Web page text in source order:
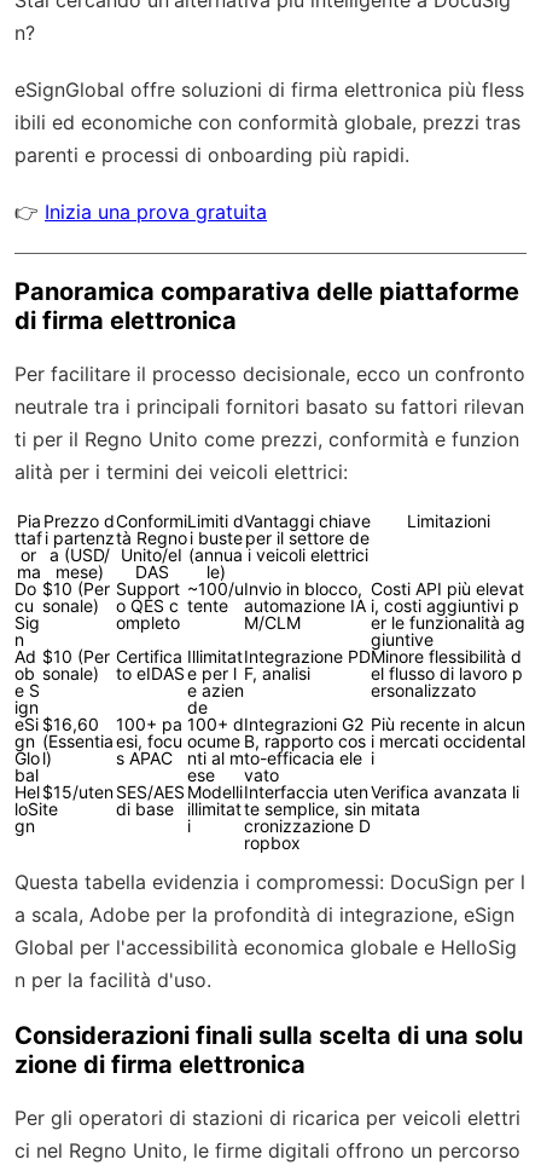
n?
eSignGlobal offre soluzioni di firma elettronica più fless
ibili ed economiche con conformità globale, prezzi tras
parenti e processi di onboarding più rapidi.
👉 Inizia una prova gratuita
Panoramica comparativa delle piattaforme
di firma elettronica
Per facilitare il processo decisionale, ecco un confronto
neutrale tra i principali fornitori basato su fattori rilevan
ti per il Regno Unito come prezzi, conformità e funzion
alità per i termini dei veicoli elettrici:
Pia
ttaf
or
ma
Prezzo d
i partenz
a (USD/
mese)
Conformi
tà Regno
Unito/eI
DAS
Limiti d
i buste
(annua
le)
Vantaggi chiave
per il settore de
i veicoli elettrici
Limitazioni
Do
cu
Sig
n
$10 (Per
sonale)
Support
o QES c
ompleto
~100/u
tente
Invio in blocco,
automazione IA
M/CLM
Costi API più elevat
i, costi aggiuntivi p
er le funzionalità ag
giuntive
Ad
ob
e S
ign
$10 (Per
sonale)
Certifica
to eIDAS
Illimitat
e per l
e azien
de
Integrazione PD
F, analisi
Minore flessibilità d
el flusso di lavoro p
ersonalizzato
eSi
gn
Glo
bal
$16,60
(Essentia
l)
100+ pa
esi, focu
s APAC
100+ d
ocume
nti al m
ese
Integrazioni G2
B, rapporto cos
to-efficacia ele
vato
Più recente in alcun
i mercati occidental
i
Hel
loSi
gn
$15/uten
te
SES/AES
di base
Modelli
illimitat
i
Interfaccia uten
te semplice, sin
cronizzazione D
ropbox
Verifica avanzata li
mitata
Questa tabella evidenzia i compromessi: DocuSign per l
a scala, Adobe per la profondità di integrazione, eSign
Global per l'accessibilità economica globale e HelloSig
n per la facilità d'uso.
Considerazioni finali sulla scelta di una solu
zione di firma elettronica
Per gli operatori di stazioni di ricarica per veicoli elettri
ci nel Regno Unito, le firme digitali offrono un percorso